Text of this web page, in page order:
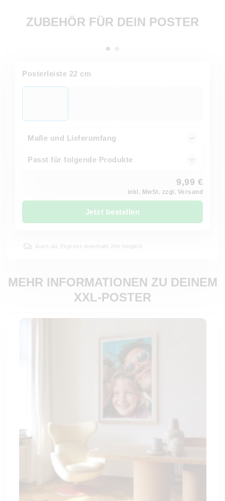
ZUBEHÖR FÜR DEIN POSTER
Posterleiste 22 cm
Maße und Lieferumfang
Passt für folgende Produkte
9,99 €
inkl. MwSt. zzgl. Versand
Jetzt bestellen
Auch als Express innerhalb 24h möglich
MEHR INFORMATIONEN ZU DEINEM
XXL-POSTER